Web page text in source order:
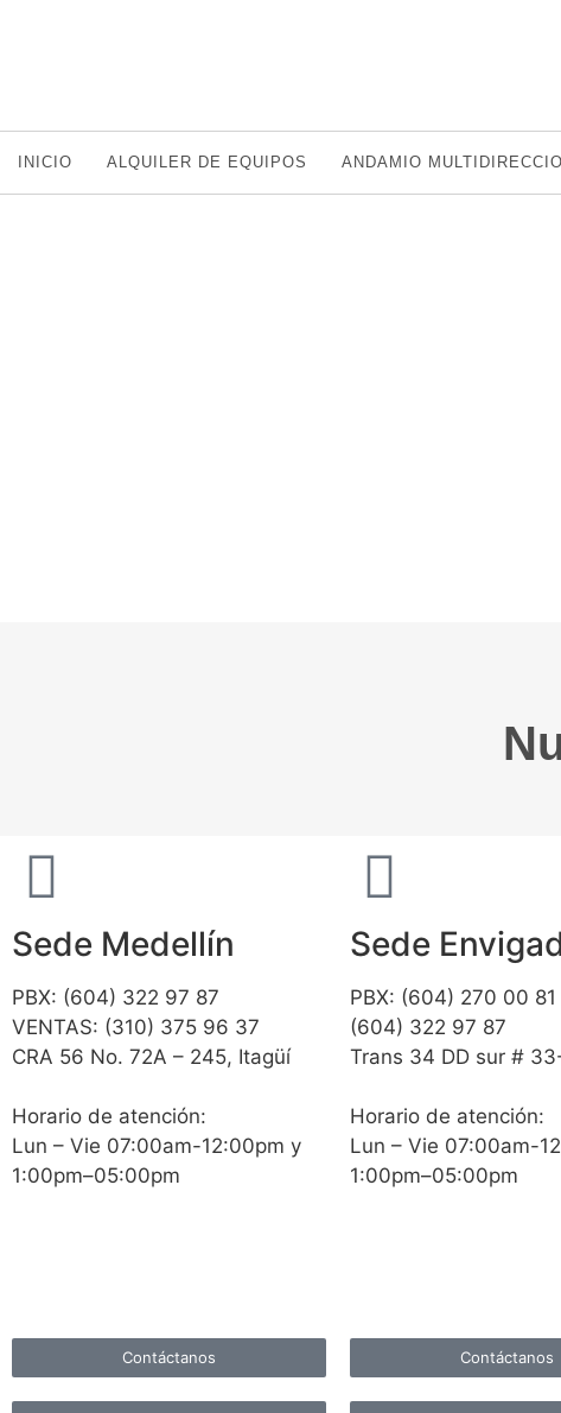
INICIO ALQUILER DE EQUIPOS ANDAMIO
Sede Medellín
PBX: (604) 322 97 87
VENTAS: (310) 375 96 37
CRA 56 No. 72A – 245, Itagüí
Horario de atención:
Lun – Vie 07:00am-12:00pm y
1:00pm–05:00pm
Contáctanos
Sede
PBX: (604) 270 00 81
(604) 322 97 87
Trans 34 DD sur #
Horario de atención:
Lun – Vie 07:00am-
1:00pm–05:00pm
Contáctanos